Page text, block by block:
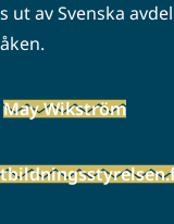
ut av Svenska
May Wikström